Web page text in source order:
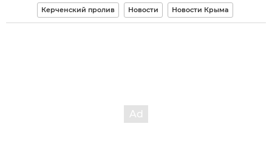
Керченский пролив Новости Новости Крыма